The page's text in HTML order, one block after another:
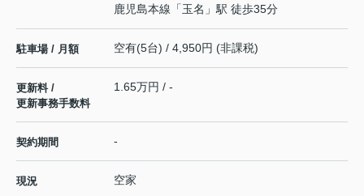
鹿児島本線 「玉名 」駅 徒歩35分
駐車場 / 月額 空有(5台) / 4,950円 (非課税)
更新料 /
更新事務手数料
1.65万円 / -
契約期間 -
現況 空家